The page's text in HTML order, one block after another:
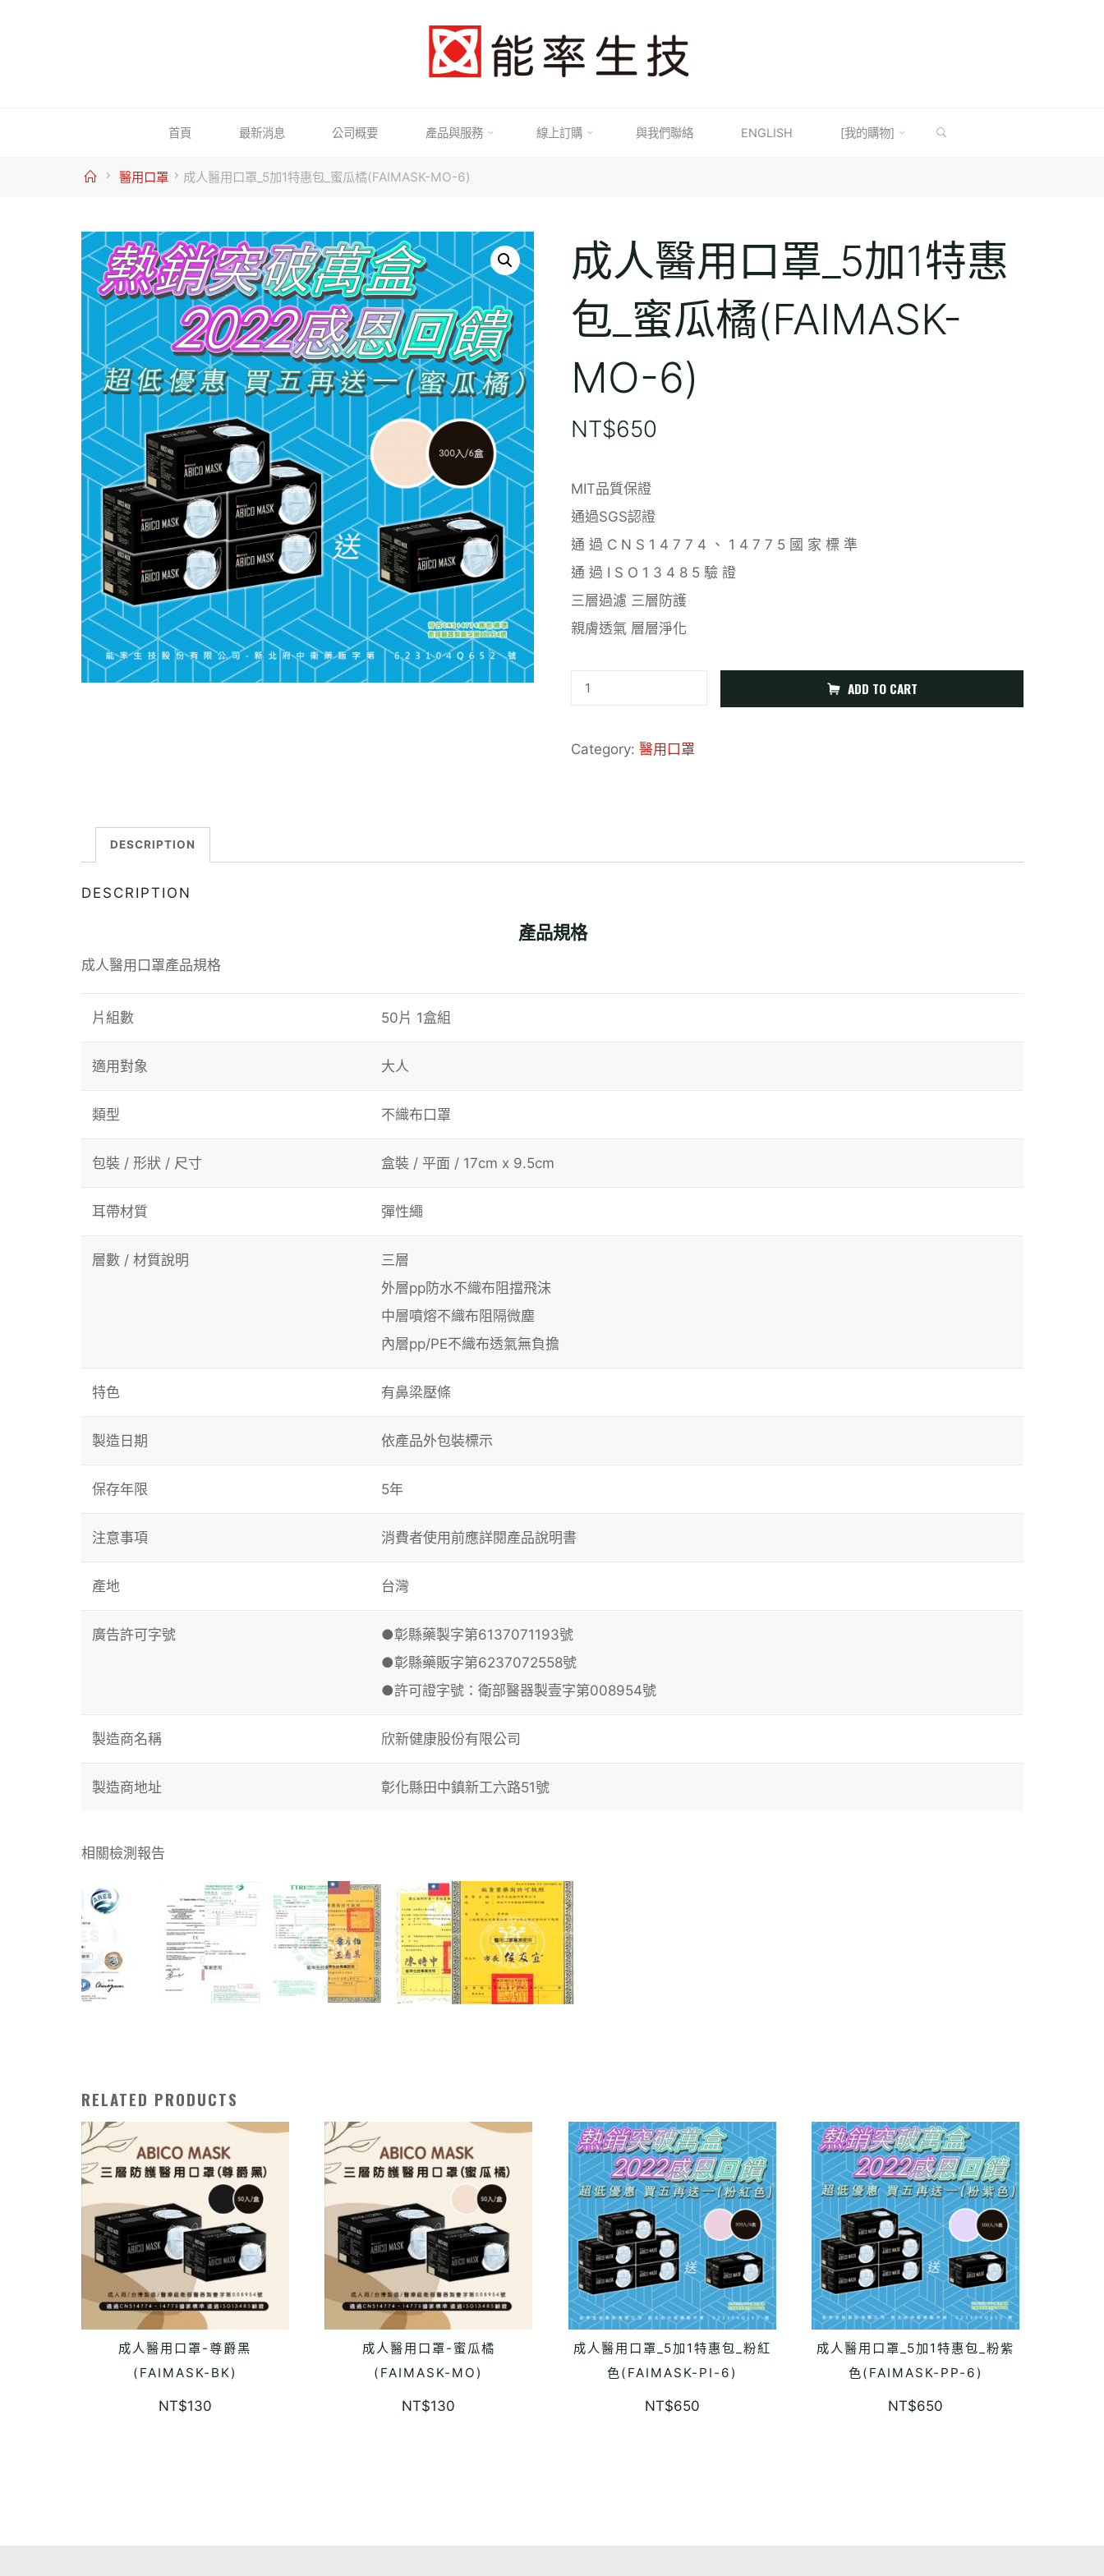
首頁 最新消息 公司概要 產品與服務 線上訂購 與我們聯絡 ENGLISH [我的購物]
Home醫用口罩 成人醫用口罩_5加1特惠包_蜜瓜橘(FAIMASK-MO-6)
成人醫用口罩_5加1特惠
包_蜜瓜橘(FAIMASK-
MO-6)
NT$650
MIT品質保證
通過SGS認證
通 過 C N S 1 4 7 7 4 、 1 4 7 7 5 國 家 標 準
通 過 I S O 1 3 4 8 5 驗 證
三層過濾 三層防護
親膚透氣 層層淨化
特
ADD TO CART
Category: 醫用口罩
DESCRIPTION
DESCRIPTION
產品規格
成人醫用口罩產品規格
片組數 50片 1盒組
適用對象 大人
類型 不織布口罩
包裝 / 形狀 / 尺寸 盒裝 / 平面 / 17cm x 9.5cm
耳帶材質 彈性繩
層數 / 材質說明
三層
外層pp防水不織布阻擋飛沫
中層噴熔不織布阻隔微塵
內層pp/PE不織布透氣無負擔
特色 有鼻梁壓條
製造日期 依產品外包裝標示
保存年限 5年
注意事項 消費者使用前應詳閱產品說明書
產地 台灣
廣告許可字號
●彰縣藥製字第6137071193號
●彰縣藥販字第6237072558號
●許可證字號：衛部醫器製壹字第008954號
製造商名稱 欣新健康股份有限公司
製造商地址 彰化縣田中鎮新工六路51號
相關檢測報告
RELATED PRODUCTS
READ MORE
成人醫用口罩-尊爵黑
(FAIMASK-BK)
NT$130
ADD TO CART
成人醫用口罩-蜜瓜橘
(FAIMASK-MO)
NT$130
ADD TO CART
成人醫用口罩_5加1特惠包_粉紅
色(FAIMASK-PI-6)
NT$650
READ MORE
成人醫用口罩_5加1特惠包_粉紫
色(FAIMASK-PP-6)
NT$650